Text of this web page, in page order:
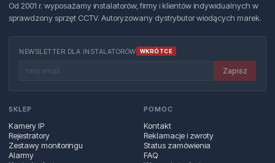
Od 2001 r. wyposażamy instalatorów, firmy i klientów indywidualnych w
sprawdzony sprzęt CCTV. Autoryzowany dystrybutor wiodących marek.
NEWSLETTER DLA INSTALATORÓW WKRÓTCE
Zapisz
SKLEP
Kamery IP
Rejestratory
Zestawy monitoringu
Alarmy
POMOC
Kontakt
Reklamacje i zwroty
Status zamówienia
FAQ